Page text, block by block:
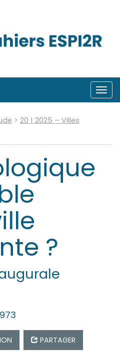
> 20 | 2025 – Villes
?
PARTAGER